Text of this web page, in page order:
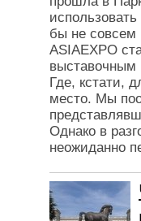
бы не совсем
ASIAEXPO
выставочным
Где, кстати,
место. Мы
Однако в
неожиданно